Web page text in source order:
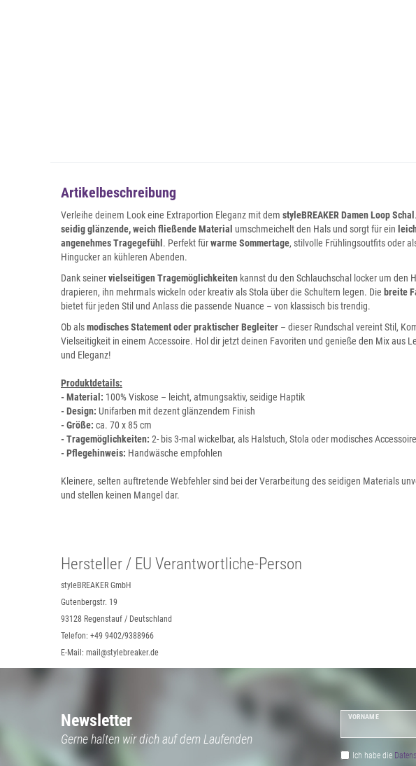
Artikelbeschreibung
Verleihe deinem Look eine Extraportion Eleganz mit dem styleBREAKER Damen Loop Schal
seidig glänzende, weich fließende Material umschmeichelt den Hals und sorgt für ein
angenehmes Tragegefühl . Perfekt fürwarme Sommertage, stilvolle Frühlingsoutfits oder
Hingucker an kühleren Abenden.
Dank seinervielseitigen Tragemöglichkeiten kannst du den Schlauchschal locker um den
drapieren, ihn mehrmals wickeln oder kreativ als Stola über die Schultern legen. Die breite
bietet für jeden Stil und Anlass die passende Nuance – von klassisch bis trendig.
Ob alsmodisches Statement oder praktischer Begleiter – dieser Rundschal vereint Stil,
Vielseitigkeit in einem Accessoire. Hol dir jetzt deinen Favoriten und genieße den Mix aus
und Eleganz!
Produktdetails:
- Material: 100% Viskose – leicht, atmungsaktiv, seidige Haptik
- Design: Unifarben mit dezent glänzendem Finish
- Größe: ca. 70 x 85 cm
- Tragemöglichkeiten: 2- bis 3-mal wickelbar, als Halstuch, Stola oder modisches Accessoire
- Pflegehinweis: Handwäsche empfohlen
Kleinere, selten auftretende Webfehler sind bei der Verarbeitung des seidigen Materials
und stellen keinen Mangel dar.
Hersteller / EU Verantwortliche-Person
styleBREAKER GmbH
Gutenbergstr. 19
93128 Regenstauf / Deutschland
Telefon: +49 9402/9388966
E-Mail: mail@stylebreaker.de
Newsletter
Gerne halten wir dich auf dem Laufenden
VORNAME
Ich habe die